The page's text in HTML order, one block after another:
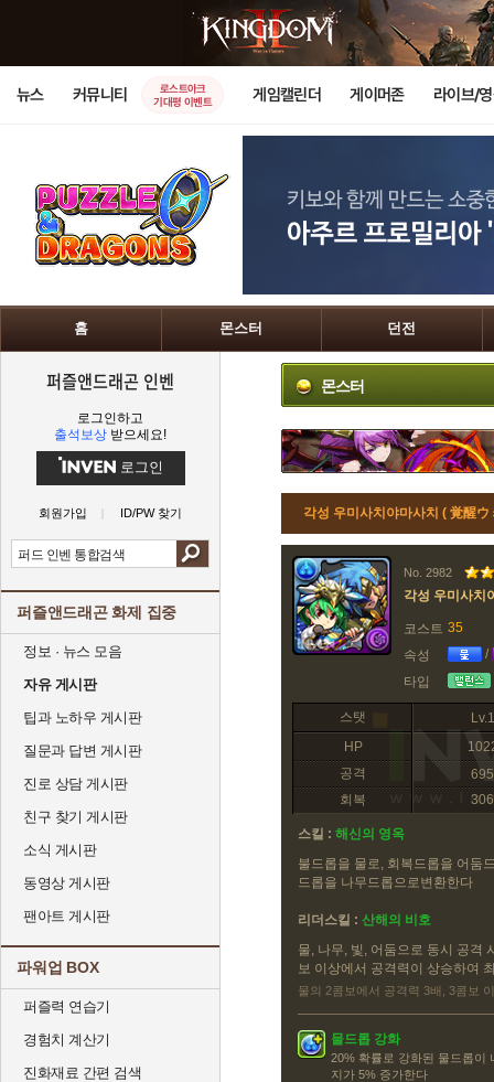
뉴스 커뮤니티
로스트아크
기대평 이벤트
게임캘린더 게이머존 라이브/
홈 몬스터 던전
퍼즐앤드래곤 인벤
로그인하고
출석보상 받으세요!
로그인
회원가입 ID/PW 찾기
퍼즐앤드래곤 화제 집중
정보 · 뉴스 모음
자유 게시판
팁과 노하우 게시판
질문과 답변 게시판
진로 상담 게시판
친구 찾기 게시판
소식 게시판
동영상 게시판
팬아트 게시판
파워업 BOX
퍼즐력 연습기
경험치 계산기
진화재료 간편 검색
몬스터
각성 우미사치야마사치 ( 覚醒
No. 2982
각성 우미사치
코스트 35
속성
/
타입
스탯
Lv.1
HP
공격
695
회복
306
스킬 : 해신의 영옥
불드롭을 물로, 회복드롭을 어둠
드롭을 나무드롭으로변환한다
리더스킬 : 산해의 비호
물, 나무, 빛, 어둠으로 동시 공격
보 이상에서 공격력이 상승하여
물의 2콤보에서 공격력 3배, 3콤보
물드롭 강화
20% 확률로 강화된 물드롭이
지가 5% 증가한다